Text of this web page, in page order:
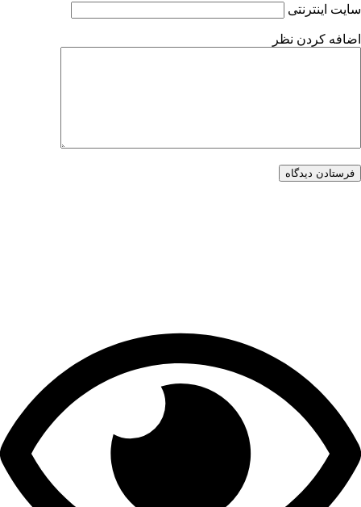
سایت اینترنتی
اضافه کردن نظر
فرستادن دیدگاه